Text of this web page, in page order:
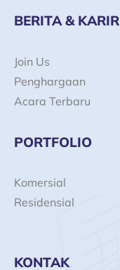
BERITA & KARIR
Join Us
Penghargaan
Acara Terbaru
PORTFOLIO
Komersial
Residensial
KONTAK